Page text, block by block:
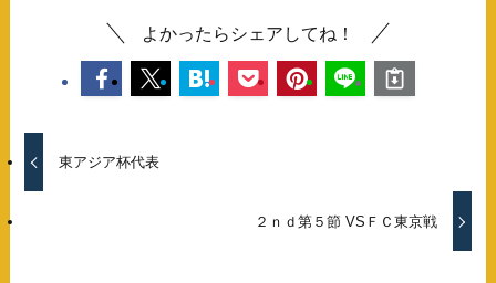
よかったらシェアしてね！
東アジア杯代表
２ｎｄ第５節 VSＦＣ東京戦